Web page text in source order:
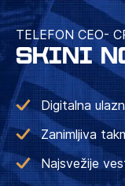
TELEFON CEO-
SKINI
Digitalna
Zanimljiva
Najsvežije